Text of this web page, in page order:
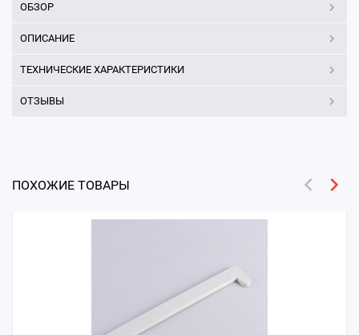
ОБЗОР
ОПИСАНИЕ
ТЕХНИЧЕСКИЕ ХАРАКТЕРИСТИКИ
ОТЗЫВЫ
ПОХОЖИЕ ТОВАРЫ